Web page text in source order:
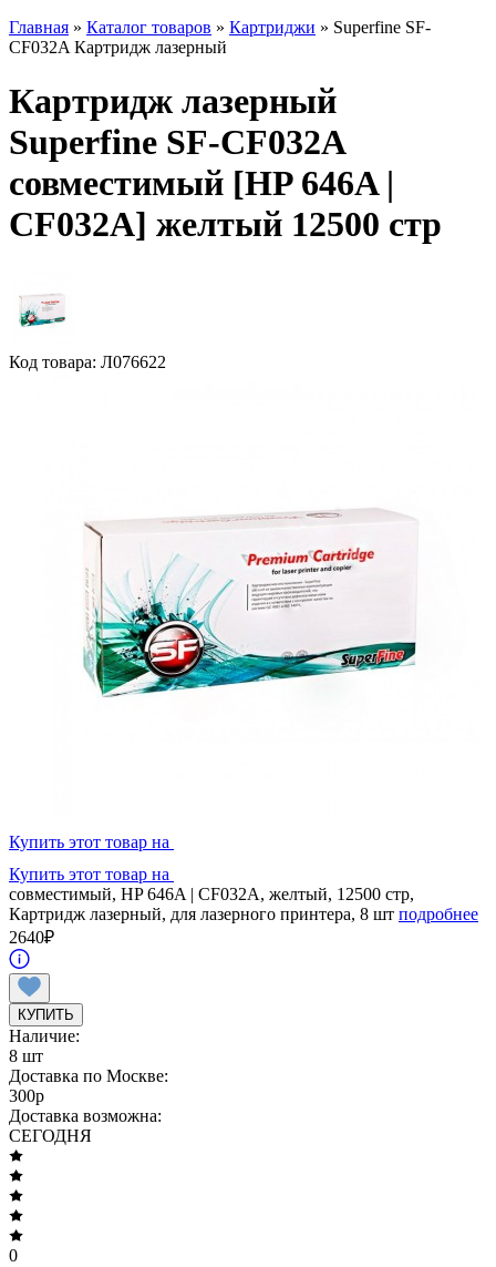
Главная » Каталог товаров » Картриджи » Superfine SF-
CF032A Картридж лазерный
Картридж лазерный
Superfine SF-CF032A
совместимый [HP 646A |
CF032A] желтый 12500 стр
Код товара: Л076622
Купить этот товар на
Купить этот товар на
совместимый, HP 646A | CF032A, желтый, 12500 стр,
Картридж лазерный, для лазерного принтера, 8 шт подробнее
2640₽
КУПИТЬ
Наличие:
8 шт
Доставка по Москве:
300p
Доставка возможна:
СЕГОДНЯ
0